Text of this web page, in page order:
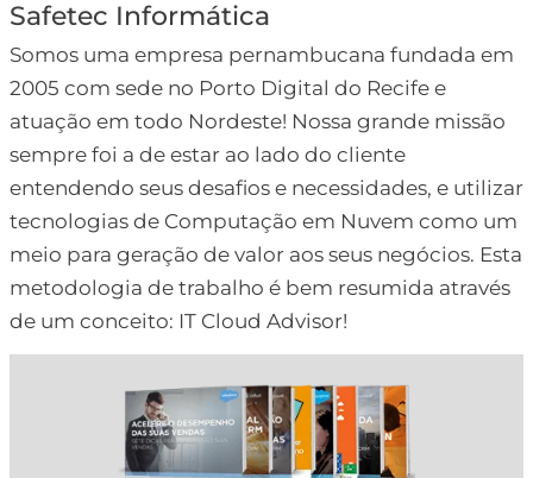
Safetec Informática
Somos uma empresa pernambucana fundada em
2005 com sede no Porto Digital do Recife e
atuação em todo Nordeste! Nossa grande missão
sempre foi a de estar ao lado do cliente
entendendo seus desafios e necessidades, e utilizar
tecnologias de Computação em Nuvem como um
meio para geração de valor aos seus negócios. Esta
metodologia de trabalho é bem resumida através
de um conceito: IT Cloud Advisor!